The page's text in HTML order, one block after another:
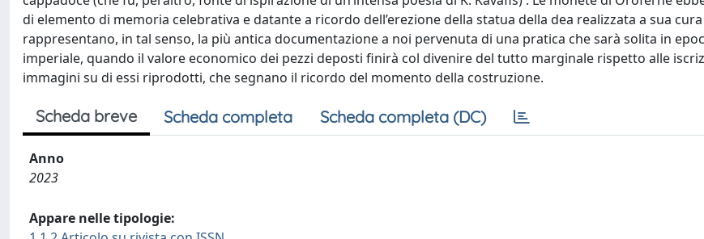
di elemento di memoria celebrativa e datante a ricordo dell’erezione della statua della dea realizzata a sua
rappresentano, in tal senso, la più antica documentazione a noi pervenuta di una pratica che sarà solita in
imperiale, quando il valore economico dei pezzi deposti finirà col divenire del tutto marginale rispetto alle
immagini su di essi riprodotti, che segnano il ricordo del momento della costruzione.
Scheda breve Scheda completa Scheda completa (DC)
Anno
2023
Appare nelle tipologie: